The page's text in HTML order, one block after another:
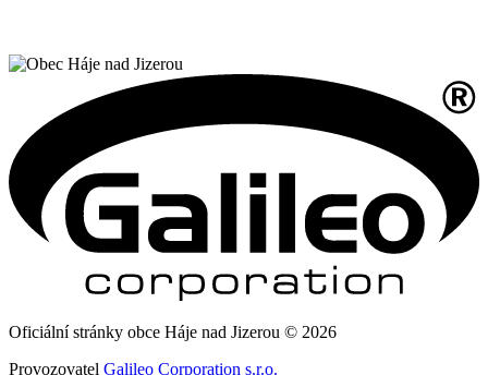
Oficiální stránky obce Háje nad Jizerou © 2026
Provozovatel Galileo Corporation s.r.o.